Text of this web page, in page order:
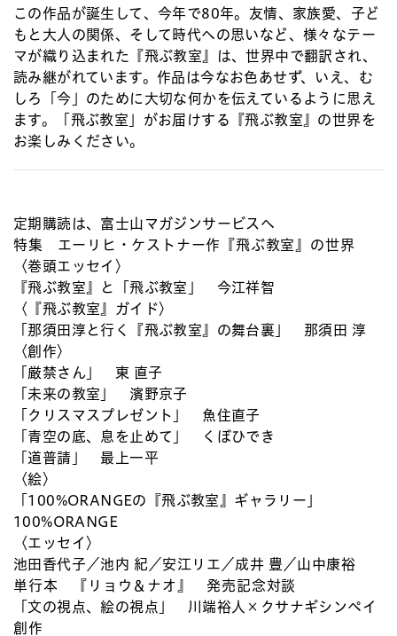
この作品が誕生して、今年で80年。友情、家族愛、子ど
もと大人の関係、そして時代への思いなど、様々なテー
マが織り込まれた『飛ぶ教室』は、世界中で翻訳され、
読み継がれています。作品は今なお色あせず、いえ、む
しろ「今」のために大切な何かを伝えているように思え
ます。「飛ぶ教室」がお届けする『飛ぶ教室』の世界を
お楽しみください。
定期購読は、富士山マガジンサービスへ
特集 エーリヒ・ケストナー作『飛ぶ教室』の世界
〈巻頭エッセイ〉
『飛ぶ教室』と「飛ぶ教室」 今江祥智
〈『飛ぶ教室』ガイド〉
「那須田淳と行く『飛ぶ教室』の舞台裏」 那須田 淳
〈創作〉
「厳禁さん」 東 直子
「未来の教室」 濱野京子
「クリスマスプレゼント」 魚住直子
「青空の底、息を止めて」 くぼひでき
「道普請」 最上一平
〈絵〉
「100%ORANGEの『飛ぶ教室』ギャラリー」
100%ORANGE
〈エッセイ〉
池田香代子／池内 紀／安江リエ／成井 豊／山中康裕
単行本 『リョウ＆ナオ』 発売記念対談
「文の視点、絵の視点」 川端裕人×クサナギシンペイ
創作